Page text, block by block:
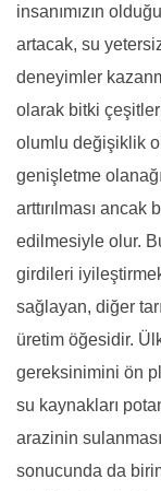
insanımızın
artacak, su
deneyimler
olarak bitki
olumlu değişiklik
genişletme
arttırılması
edilmesiyle olur.
girdileri
sağlayan, diğer
üretim öğesidir.
gereksinimini ön
su kaynakları
arazinin
sonucunda da